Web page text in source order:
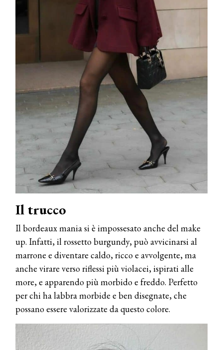
Il trucco
Il bordeaux mania si è impossesato anche del make
up. Infatti, il rossetto burgundy, può avvicinarsi al
marrone e diventare caldo, ricco e avvolgente, ma
anche virare verso riflessi più violacei, ispirati alle
more, e apparendo più morbido e freddo. Perfetto
per chi ha labbra morbide e ben disegnate, che
possano essere valorizzate da questo colore.